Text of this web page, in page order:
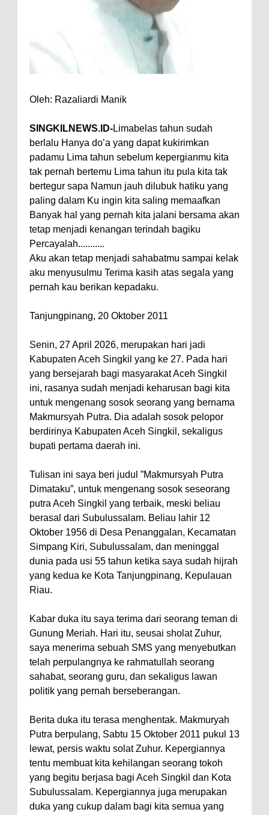
Oleh: Razaliardi Manik
SINGKILNEWS.ID-Limabelas tahun sudah
berlalu Hanya do’a yang dapat kukirimkan
padamu Lima tahun sebelum kepergianmu kita
tak pernah bertemu Lima tahun itu pula kita tak
bertegur sapa Namun jauh dilubuk hatiku yang
paling dalam Ku ingin kita saling memaafkan
Banyak hal yang pernah kita jalani bersama akan
tetap menjadi kenangan terindah bagiku
Percayalah...........
Aku akan tetap menjadi sahabatmu sampai kelak
aku menyusulmu Terima kasih atas segala yang
pernah kau berikan kepadaku.
Tanjungpinang, 20 Oktober 2011
Senin, 27 April 2026, merupakan hari jadi
Kabupaten Aceh Singkil yang ke 27. Pada hari
yang bersejarah bagi masyarakat Aceh Singkil
ini, rasanya sudah menjadi keharusan bagi kita
untuk mengenang sosok seorang yang bernama
Makmursyah Putra. Dia adalah sosok pelopor
berdirinya Kabupaten Aceh Singkil, sekaligus
bupati pertama daerah ini.
Tulisan ini saya beri judul ”Makmursyah Putra
Dimataku”, untuk mengenang sosok seseorang
putra Aceh Singkil yang terbaik, meski beliau
berasal dari Subulussalam. Beliau lahir 12
Oktober 1956 di Desa Penanggalan, Kecamatan
Simpang Kiri, Subulussalam, dan meninggal
dunia pada usi 55 tahun ketika saya sudah hijrah
yang kedua ke Kota Tanjungpinang, Kepulauan
Riau.
Kabar duka itu saya terima dari seorang teman di
Gunung Meriah. Hari itu, seusai sholat Zuhur,
saya menerima sebuah SMS yang menyebutkan
telah perpulangnya ke rahmatullah seorang
sahabat, seorang guru, dan sekaligus lawan
politik yang pernah berseberangan.
Berita duka itu terasa menghentak. Makmuryah
Putra berpulang, Sabtu 15 Oktober 2011 pukul 13
lewat, persis waktu solat Zuhur. Kepergiannya
tentu membuat kita kehilangan seorang tokoh
yang begitu berjasa bagi Aceh Singkil dan Kota
Subulussalam. Kepergiannya juga merupakan
duka yang cukup dalam bagi kita semua yang